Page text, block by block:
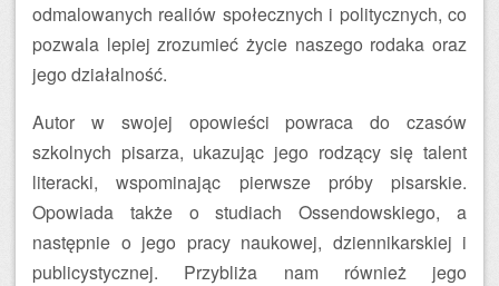
odmalowanych realiów społecznych i politycznych, co
pozwala lepiej zrozumieć życie naszego rodaka oraz
jego działalność.
Autor w swojej opowieści powraca do czasów
szkolnych pisarza, ukazując jego rodzący się talent
literacki, wspominając pierwsze próby pisarskie.
Opowiada także o studiach Ossendowskiego, a
następnie o jego pracy naukowej, dziennikarskiej i
publicystycznej. Przybliża nam również jego